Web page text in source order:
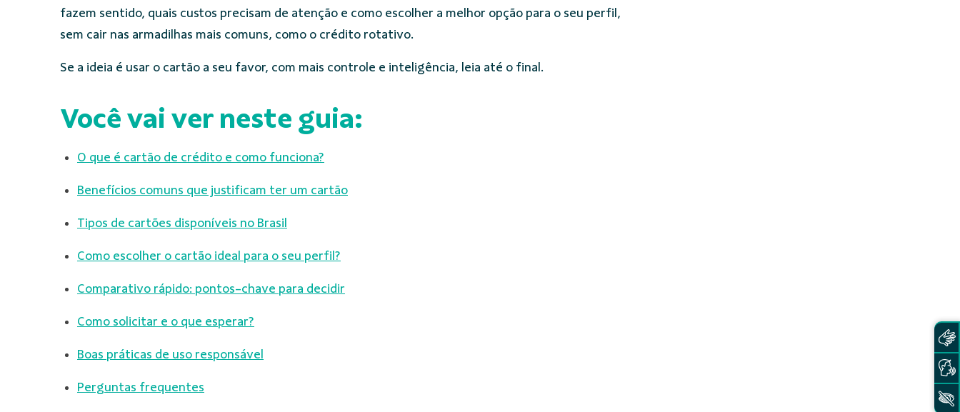
fazem sentido, quais custos precisam de atenção e como escolher a melhor opção para o seu perfil,
sem cair nas armadilhas mais comuns, como o crédito rotativo.
Se a ideia é usar o cartão a seu favor, com mais controle e inteligência, leia até o final.
Você vai ver neste guia:
O que é cartão de crédito e como funciona?
Benefícios comuns que justificam ter um cartão
Tipos de cartões disponíveis no Brasil
Como escolher o cartão ideal para o seu perfil?
Comparativo rápido: pontos-chave para decidir
Como solicitar e o que esperar?
Boas práticas de uso responsável
Perguntas frequentes